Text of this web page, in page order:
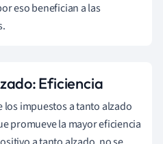
eso benefician a las
Eficiencia
los impuestos a tanto alzado
promueve la mayor eficiencia